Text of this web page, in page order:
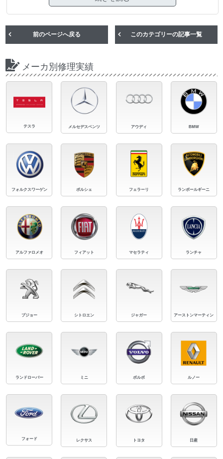
前のページへ戻る このカテゴリーの記事一覧
メーカ別修理実績
テスラ メルセデスベンツ アウディ BMW
フォルクスワーゲン ポルシェ フェラーリ ランボールギーニ
アルファロメオ フィアット マセラティ ランチャ
プジョー シトロエン ジャガー アーストンマーティン
ランドローバー ミニ ボルボ ルノー
フォード レクサス トヨタ 日産